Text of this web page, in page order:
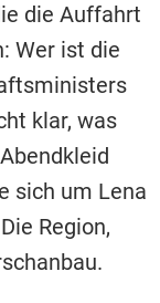
die Auffahrt
Wer ist die
klar, was
sich um Lena
Region,